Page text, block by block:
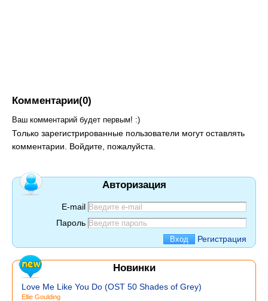
Комментарии(0)
Ваш комментарий будет первым! :)
Только зарегистрированные пользователи могут оставлять
комментарии. Войдите, пожалуйста.
Авторизация
E-mail
Пароль
Регистрация
Новинки
Love Me Like You Do (OST 50 Shades of Grey)
Ellie Goulding